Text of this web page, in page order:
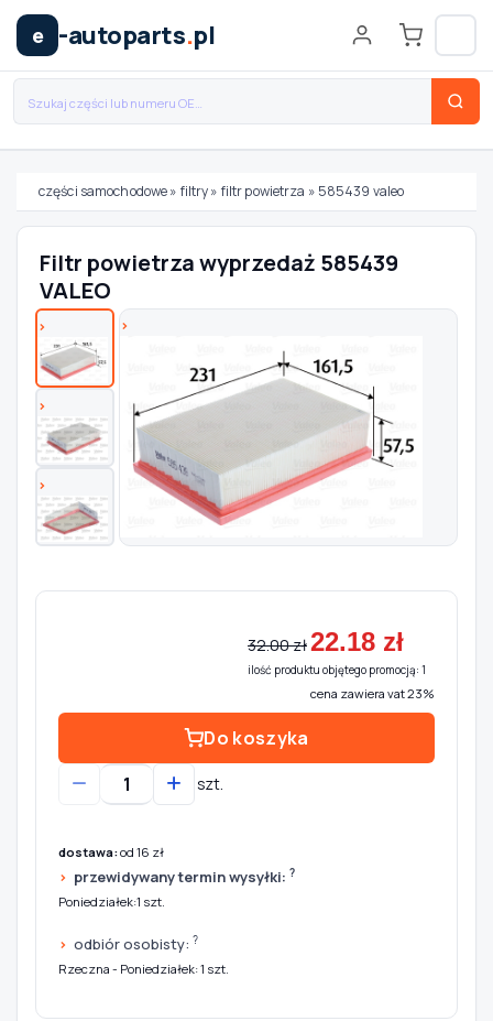
e -autoparts.pl
Wybierz swój pojazd
MARKA
MODEL
TYP / SILNIK
części samochodowe» filtry» filtr powietrza » 585439 valeo
Filtr powietrza wyprzedaż 585439
VALEO
32.00 zł22.18 zł
ilość produktu objętego promocją: 1
cena zawiera vat 23%
Do koszyka
szt.
dostawa:od 16 zł
przewidywany termin wysyłki: ?
Poniedziałek:1 szt.
odbiór osobisty: ?
Rzeczna - Poniedziałek: 1 szt.